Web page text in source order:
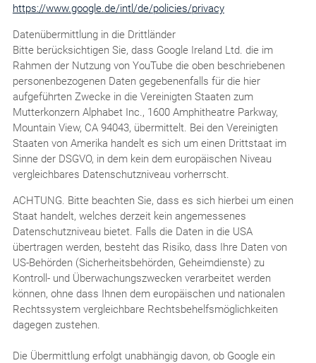
https://www.google.de/intl/de/policies/privacy
Datenübermittlung in die Drittländer
Bitte berücksichtigen Sie, dass Google Ireland Ltd. die im
Rahmen der Nutzung von YouTube die oben beschriebenen
personenbezogenen Daten gegebenenfalls für die hier
aufgeführten Zwecke in die Vereinigten Staaten zum
Mutterkonzern Alphabet Inc., 1600 Amphitheatre Parkway,
Mountain View, CA 94043, übermittelt. Bei den Vereinigten
Staaten von Amerika handelt es sich um einen Drittstaat im
Sinne der DSGVO, in dem kein dem europäischen Niveau
vergleichbares Datenschutzniveau vorherrscht.
ACHTUNG. Bitte beachten Sie, dass es sich hierbei um einen
Staat handelt, welches derzeit kein angemessenes
Datenschutzniveau bietet. Falls die Daten in die USA
übertragen werden, besteht das Risiko, dass Ihre Daten von
US-Behörden (Sicherheitsbehörden, Geheimdienste) zu
Kontroll- und Überwachungszwecken verarbeitet werden
können, ohne dass Ihnen dem europäischen und nationalen
Rechtssystem vergleichbare Rechtsbehelfsmöglichkeiten
dagegen zustehen.
Die Übermittlung erfolgt unabhängig davon, ob Google ein